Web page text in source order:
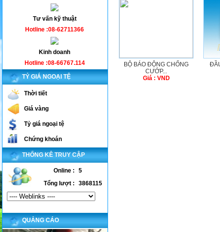
Tư vấn kỹ thuật
Hotline :08-62711366
Kinh doanh
Hotline :08-66767.114
TỶ GIÁ NGOẠI TỆ
Thời tiết
Giá vàng
Tỷ giá ngoại tệ
Chứng khoán
THỐNG KÊ TRUY CẬP
Online :
5
Tổng lượt :
3868115
QUẢNG CÁO
BỘ BÁO ĐỘNG CHỐNG
CƯỚP...
Giá : VND